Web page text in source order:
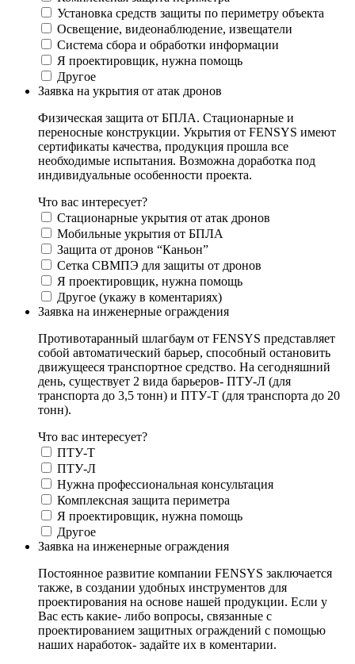
Установка средств защиты по периметру объекта
Освещение, видеонаблюдение, извещатели
Система сбора и обработки информации
Я проектировщик, нужна помощь
Другое
Заявка на укрытия от атак дронов
Физическая защита от БПЛА. Стационарные и
переносные конструкции. Укрытия от FENSYS имеют
сертификаты качества, продукция прошла все
необходимые испытания. Возможна доработка под
индивидуальные особенности проекта.
Что вас интересует?
Стационарные укрытия от атак дронов
Мобильные укрытия от БПЛА
Защита от дронов “Каньон”
Сетка СВМПЭ для защиты от дронов
Я проектировщик, нужна помощь
Другое (укажу в коментариях)
Заявка на инженерные ограждения
Противотаранный шлагбаум от FENSYS представляет
собой автоматический барьер, способный остановить
движущееся транспортное средство. На сегодняшний
день, существует 2 вида барьеров- ПТУ-Л (для
транспорта до 3,5 тонн) и ПТУ-Т (для транспорта до 20
тонн).
Что вас интересует?
ПТУ-Т
ПТУ-Л
Нужна профессиональная консультация
Комплексная защита периметра
Я проектировщик, нужна помощь
Другое
Заявка на инженерные ограждения
Постоянное развитие компании FENSYS заключается
также, в создании удобных инструментов для
проектирования на основе нашей продукции. Если у
Вас есть какие- либо вопросы, связанные с
проектированием защитных ограждений с помощью
наших наработок- задайте их в коментарии.